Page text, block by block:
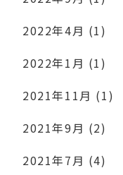
2022年4月 (1)
2022年1月 (1)
2021年11月 (1)
2021年9月 (2)
2021年7月 (4)